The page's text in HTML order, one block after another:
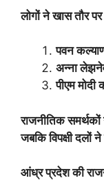
लोगों ने खास तौर पर
पवन
अन्ना
पीएम मोदी
राजनीतिक
जबकि विपक्षी दलों
आंध्र प्रदेश की